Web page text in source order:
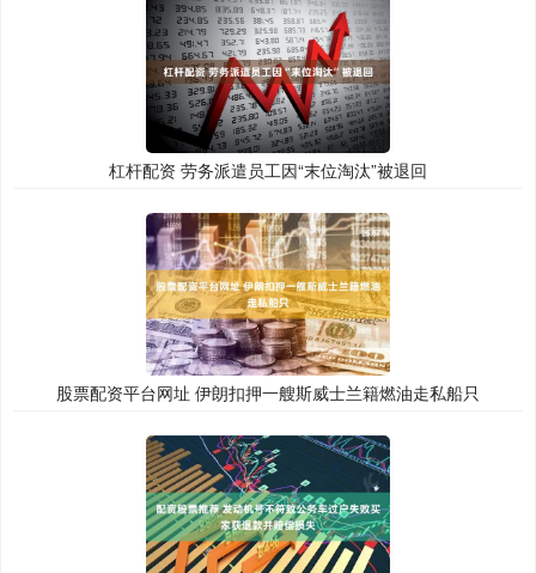
杠杆配资 劳务派遣员工因“末位淘汰”被退回
股票配资平台网址 伊朗扣押一艘斯威士兰籍燃油走私船只